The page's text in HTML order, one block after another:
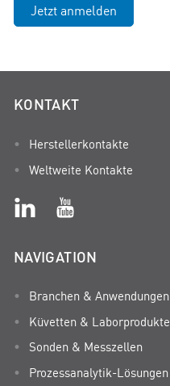
Jetzt anmelden
KONTAKT
Herstellerkontakte
Weltweite Kontakte
NAVIGATION
Branchen & Anwendungen
Küvetten & Laborprodukte
Sonden & Messzellen
Prozessanalytik-Lösungen